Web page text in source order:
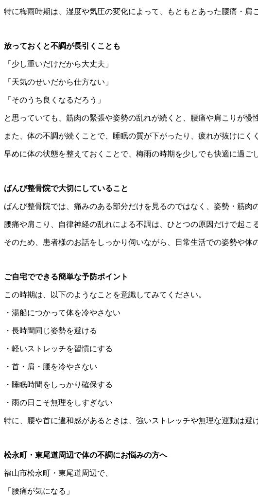
特に梅雨時期は、湿度や気圧の変化によって、もともとあった腰痛・肩
放っておくと不調が長引くことも
「少し重いだけだから大丈夫」
「天気のせいだから仕方ない」
「そのうち良くなるだろう」
と思っていても、筋肉の緊張や姿勢の乱れが続くと、腰痛や肩こりが慢
また、体の不調が続くことで、睡眠の質が下がったり、疲れが抜けにく
早めに体の状態を整えておくことで、梅雨の時期を少しでも快適に過ご
ばんび整骨院で大切にしていること
ばんび整骨院では、痛みのある部分だけを見るのではなく、姿勢・筋
腰痛や肩こり、自律神経の乱れによる不調は、ひとつの原因だけで起こ
そのため、患者様のお話をしっかり伺いながら、日常生活での姿勢や
ご自宅でできる簡単な予防ポイント
この時期は、以下のようなことを意識してみてください。
・湯船につかって体を冷やさない
・長時間同じ姿勢を避ける
・軽いストレッチを習慣にする
・首・肩・腰を冷やさない
・睡眠時間をしっかり確保する
・雨の日こそ無理をしすぎない
特に、腰や首に違和感があるときは、強いストレッチや無理な運動は避
松永町・東尾道周辺で体の不調にお悩みの方へ
福山市松永町・東尾道周辺で、
「腰痛が気になる」